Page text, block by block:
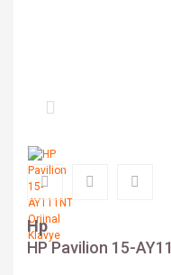
Hp
HP Pavilion 15-